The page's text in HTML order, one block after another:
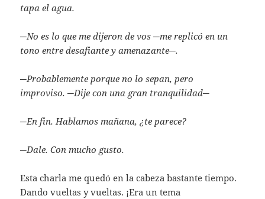
tapa el agua.
─No es lo que me dijeron de vos ─me replicó en un
tono entre desafiante y amenazante─.
─Probablemente porque no lo sepan, pero
improviso. ─Dije con una gran tranquilidad─
─En fin. Hablamos mañana, ¿te parece?
─Dale. Con mucho gusto.
Esta charla me quedó en la cabeza bastante tiempo.
Dando vueltas y vueltas. ¡Era un tema